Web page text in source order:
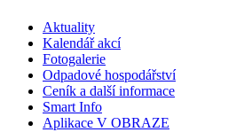
Aktuality
Kalendář akcí
Fotogalerie
Odpadové hospodářství
Ceník a další informace
Smart Info
Aplikace V OBRAZE